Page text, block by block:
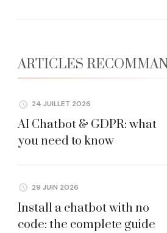
ARTICLES
24 JUILLET 2026
AI Chatbot & GDPR: what
you need to know
29 JUIN 2026
Install a chatbot with no
code: the complete guide